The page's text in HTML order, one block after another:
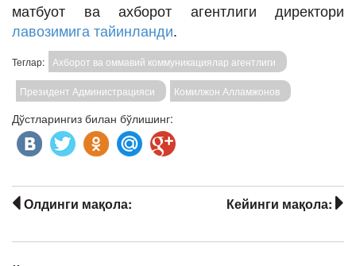
матбуот ва ахборот агентлиги директори
лавозимига тайинланди.
Теглар: Ахборот ва оммавий коммуникациялар агентлиги
Президент Администрацияси Комилжон Алламжонов
Дўстларингиз билан бўлишинг:
Кейинги мақола:
Олдинги мақола: